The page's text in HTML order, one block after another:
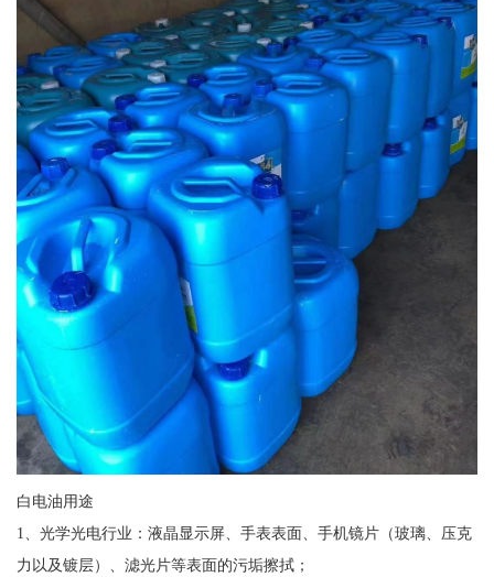
白电油用途
1、光学光电行业：液晶显示屏、手表表面、手机镜片（玻璃、压克
力以及镀层）、滤光片等表面的污垢擦拭；